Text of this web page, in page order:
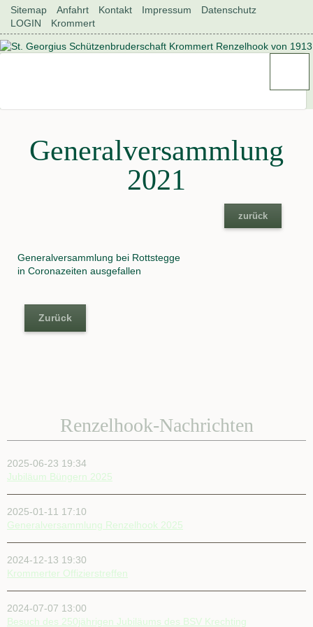
Navigation
überspringen
Sitemap Anfahrt Kontakt Impressum
Datenschutz
LOGIN
Krommert
Generalversammlung
2021
zurück
Generalversammlung bei Rottstegge
in Coronazeiten ausgefallen
Zurück
Renzelhook-Nachrichten
2025-06-23 19:34
Jubiläum Büngern 2025
2025-01-11 17:10
Generalversammlung Renzelhook 2025
2024-12-13 19:30
Krommerter Offizierstreffen
2024-07-07 13:00
Besuch des 250jährigen Jubiläums des BSV Krechting